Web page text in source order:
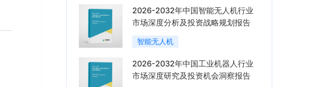
2026-2032年中国智能无人机行业
市场深度分析及投资战略规划报告
智能无人机
2026-2032年中国工业机器人行业
市场深度研究及投资机会洞察报告